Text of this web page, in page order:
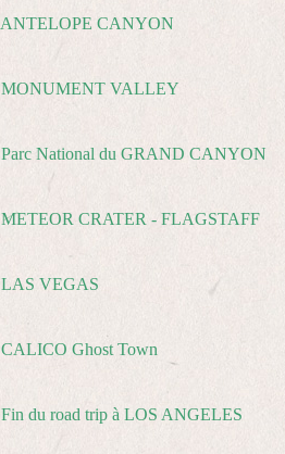
ANTELOPE CANYON
MONUMENT VALLEY
Parc National du GRAND CANYON
METEOR CRATER - FLAGSTAFF
LAS VEGAS
CALICO Ghost Town
Fin du road trip à LOS ANGELES